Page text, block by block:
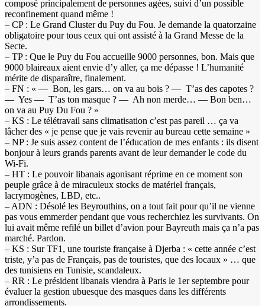
composé principalement de personnes agées, suivi d’un possible
reconfinement quand même !
– CP : Le Grand Cluster du Puy du Fou. Je demande la quatorzaine
obligatoire pour tous ceux qui ont assisté à la Grand Messe de la
Secte.
– TP : Que le Puy du Fou accueille 9000 personnes, bon. Mais que
9000 blaireaux aient envie d’y aller, ça me dépasse ! L’humanité
mérite de disparaître, finalement.
– FN : « — Bon, les gars… on va au bois ? — T’as des capotes ?
— Yes — T’as ton masque ? — Ah non merde… — Bon ben…
on va au Puy Du Fou ? »
– KS : Le télétravail sans climatisation c’est pas pareil … ça va
lâcher des « je pense que je vais revenir au bureau cette semaine »
– NP : Je suis assez content de l’éducation de mes enfants : ils disent
bonjour à leurs grands parents avant de leur demander le code du
Wi-Fi.
– HT : Le pouvoir libanais agonisant réprime en ce moment son
peuple grâce à de miraculeux stocks de matériel français,
lacrymogènes, LBD, etc..
– ADN : Désolé les Beyrouthins, on a tout fait pour qu’il ne vienne
pas vous emmerder pendant que vous recherchiez les survivants. On
lui avait même refilé un billet d’avion pour Bayreuth mais ça n’a pas
marché. Pardon.
– KS : Sur TF1, une touriste française à Djerba : « cette année c’est
triste, y’a pas de Français, pas de touristes, que des locaux » … que
des tunisiens en Tunisie, scandaleux.
– RR : Le président libanais viendra à Paris le 1er septembre pour
évaluer la gestion ubuesque des masques dans les différents
arrondissements.